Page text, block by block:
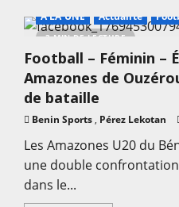
Football
–
Celtiis
Ligue
1
Synthèse
résultats
la
3 MIN DE LECTURE
A LA UNE Actualité
Football – Féminin –
Amazones de
de bataille
Benin Sports , Pérez Lekotan
Les Amazones U20 du
une double confrontation
dans le...